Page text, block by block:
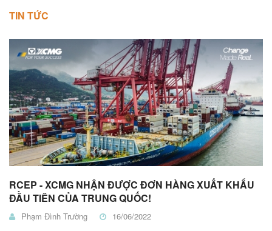
TIN TỨC
RCEP - XCMG NHẬN ĐƯỢC ĐƠN HÀNG XUẤT KHẨU
ĐẦU TIÊN CỦA TRUNG QUỐC!
Phạm Đình Trường 16/06/2022